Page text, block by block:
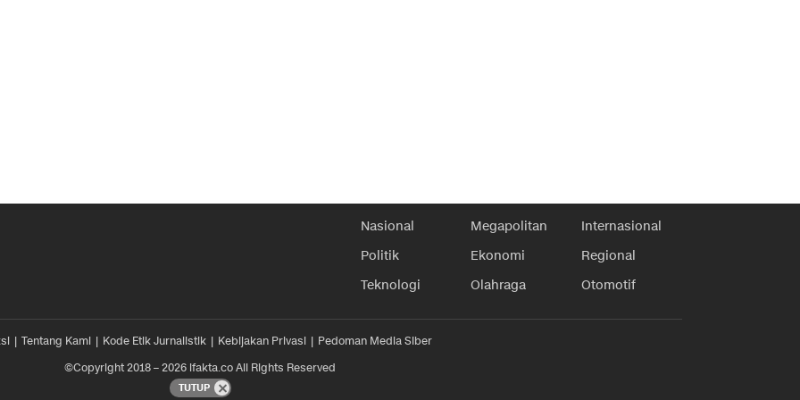
Nasional Megapolitan
Internasional
Politik
Ekonomi
Regional
Teknologi
Olahraga Otomotif
Tentang Kami Kode Etik Jurnalistik Kebijakan Privasi
Pedoman Media Siber
©Copyright 2018 – 2026 ifakta.co All Rights Reserved
TUTUP